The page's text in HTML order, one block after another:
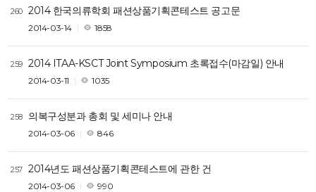
260 2014 한국의류학회 패션상품기획콘테스트 공고문
2014-03-14 1858
259 2014 ITAA-KSCT Joint Symposium 초록접수(마감일) 안내
2014-03-11 1035
258 의복구성분과 총회 및 세미나 안내
2014-03-06 846
257 2014년도 패션상품기획콘테스트에 관한 건
2014-03-06 990